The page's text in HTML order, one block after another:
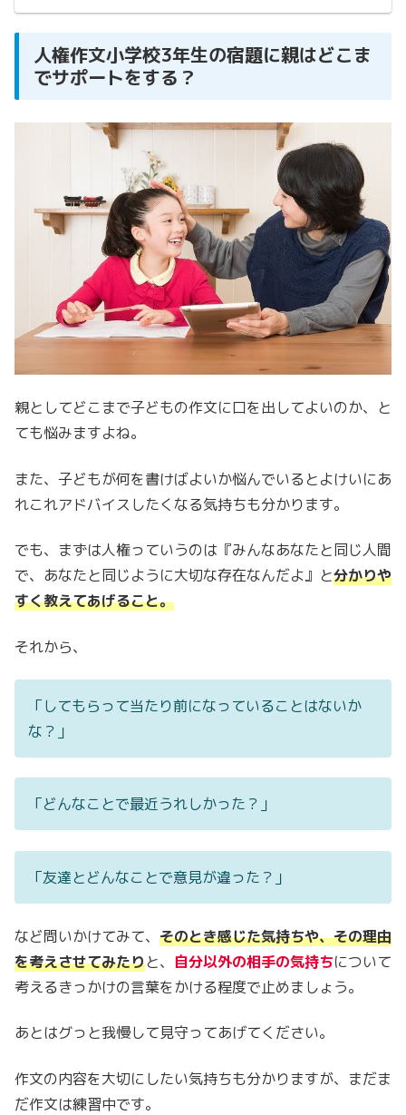
人権作文小学校3年生の宿題に親はどこま
でサポートをする？
親としてどこまで子どもの作文に口を出してよいのか、と
ても悩みますよね。
また、子どもが何を書けばよいか悩んでいるとよけいにあ
れこれアドバイスしたくなる気持ちも分かります。
でも、まずは人権っていうのは『みんなあなたと同じ人間
で、あなたと同じように大切な存在なんだよ』と分かりや
すく教えてあげること。
それから、
「してもらって当たり前になっていることはないか
な？」
「どんなことで最近うれしかった？」
「友達とどんなことで意見が違った？」
など問いかけてみて、 そのとき感じた気持ちや、その理由
を考えさせてみたりと、 自分以外の相手の気持ちについて
考えるきっかけの言葉をかける程度で止めましょう。
あとはグっと我慢して見守ってあげてください。
作文の内容を大切にしたい気持ちも分かりますが、まだま
だ作文は練習中です。